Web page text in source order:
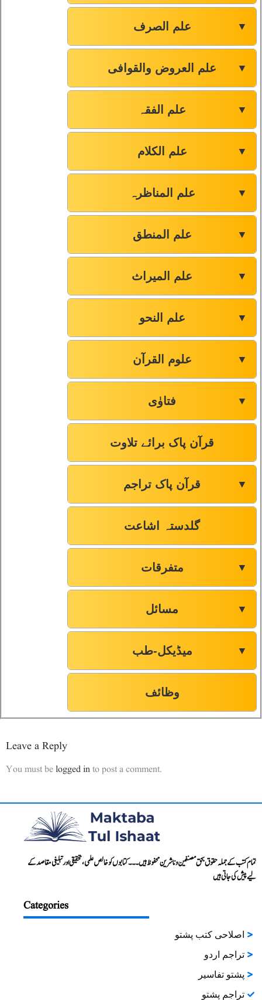
علم الصرف ▼
علم العروض والقوافی ▼
علم الفقہ ▼
علم الکلام ▼
علم المناظرہ ▼
علم المنطق ▼
علم المیراث ▼
علم النحو ▼
علوم القرآن ▼
فتاوٰی ▼
قرآن پاک برائے تلاوت
قرآن پاک تراجم ▼
گلدستہ اشاعت
متفرقات ▼
مسائل ▼
میڈیکل-طب ▼
وظائف
Leave a Reply
You must belogged into post a comment.
تمام کتب کے جملہ حقوق بحق مصنفین و ناشرین محفوظ ہیں۔۔۔ کتابوں کو خالص علمی، تحقیقی اور تبلیغی مقاصد کے
لیے پیش کی جاتی ہیں
Categories
اصلاحی کتب پشتو
تراجم اردو
پشتو تفاسیر
تراجم پشتو